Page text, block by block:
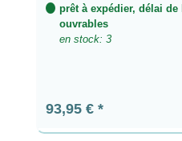
prêt à expédier, délai
ouvrables
en stock: 3
Prix régulier :
93,95 €